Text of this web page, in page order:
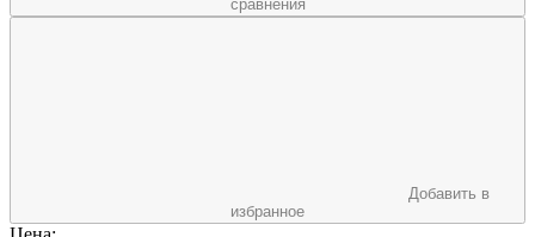
сравнения
Добавить в
избранное